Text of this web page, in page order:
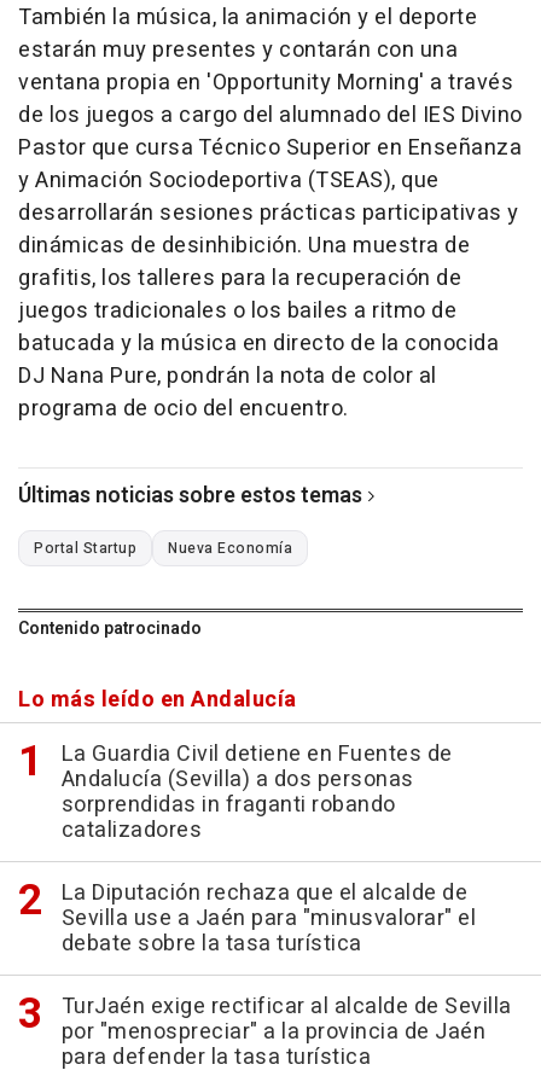
También la música, la animación y el deporte
estarán muy presentes y contarán con una
ventana propia en 'Opportunity Morning' a través
de los juegos a cargo del alumnado del IES Divino
Pastor que cursa Técnico Superior en Enseñanza
y Animación Sociodeportiva (TSEAS), que
desarrollarán sesiones prácticas participativas y
dinámicas de desinhibición. Una muestra de
grafitis, los talleres para la recuperación de
juegos tradicionales o los bailes a ritmo de
batucada y la música en directo de la conocida
DJ Nana Pure, pondrán la nota de color al
programa de ocio del encuentro.
Últimas noticias sobre estos temas
Portal Startup Nueva Economía
Contenido patrocinado
Lo más leído en Andalucía
La Guardia Civil detiene en Fuentes de
Andalucía (Sevilla) a dos personas
sorprendidas in fraganti robando
catalizadores
La Diputación rechaza que el alcalde de
Sevilla use a Jaén para "minusvalorar" el
debate sobre la tasa turística
TurJaén exige rectificar al alcalde de Sevilla
por "menospreciar" a la provincia de Jaén
para defender la tasa turística